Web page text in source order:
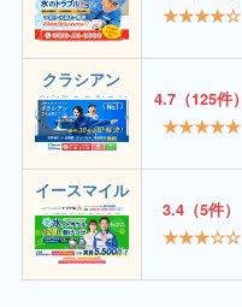
★★★★☆
クラシアン
4.7（125件）
★★★★★
イースマイル
3.4（5件）
★★★☆☆